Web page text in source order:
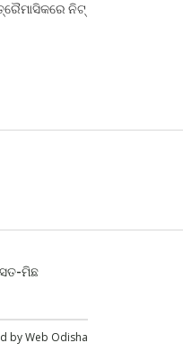
ନିଟ୍
ସତ-ମିଛ
byWeb Odisha